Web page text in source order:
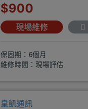
$900
現場維修
保固期：6個月
維修時間：現場評估
皇凱通訊